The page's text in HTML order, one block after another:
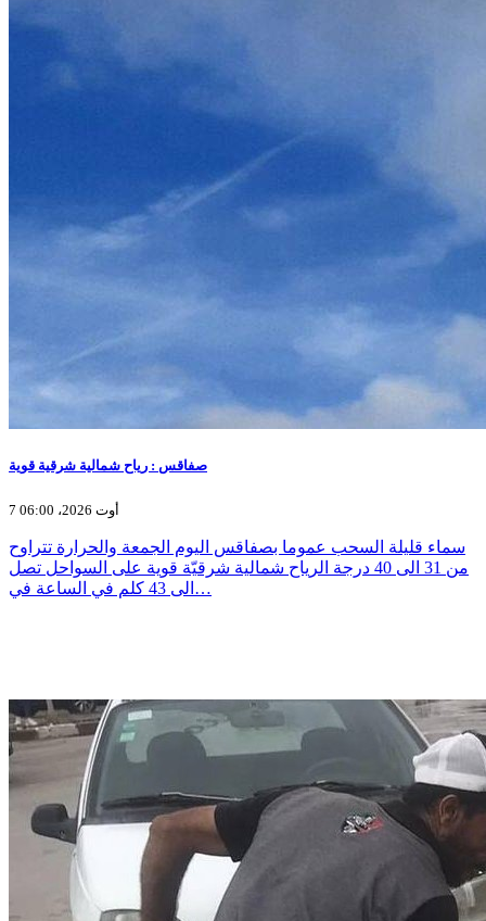
صفاقس : رياح شمالية شرقية قوية
7 أوت 2026، 06:00
سماء قليلة السحب عموما بصفاقس اليوم الجمعة والحرارة تتراوح
من 31 الى 40 درجة الرياح شمالية شرقيّة قوية على السواحل تصل
الى 43 كلم في الساعة في…